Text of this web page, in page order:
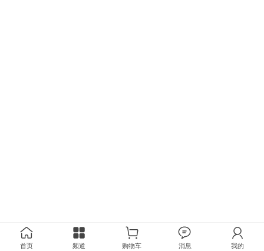
首页 频道 购物车 消息 我的